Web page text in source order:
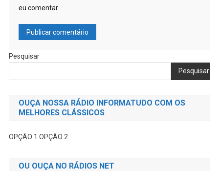
eu comentar.
Pesquisar
Pesquisar
OUÇA NOSSA RÁDIO INFORMATUDO COM OS
MELHORES CLÁSSICOS
OPÇÃO 1 OPÇÃO 2
OU OUÇA NO RÁDIOS NET